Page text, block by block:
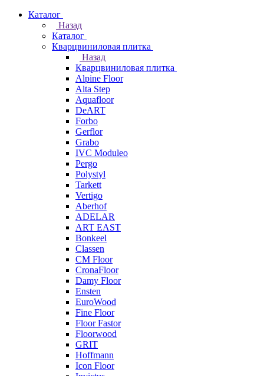
Каталог
Назад
Каталог
Кварцвиниловая плитка
Назад
Кварцвиниловая плитка
Alpine Floor
Alta Step
Aquafloor
DeART
Forbo
Gerflor
Grabo
IVC Moduleo
Pergo
Polystyl
Tarkett
Vertigo
Aberhof
ADELAR
ART EAST
Bonkeel
Classen
CM Floor
CronaFloor
Damy Floor
Ensten
EuroWood
Fine Floor
Floor Fastor
Floorwood
GRIT
Hoffmann
Icon Floor